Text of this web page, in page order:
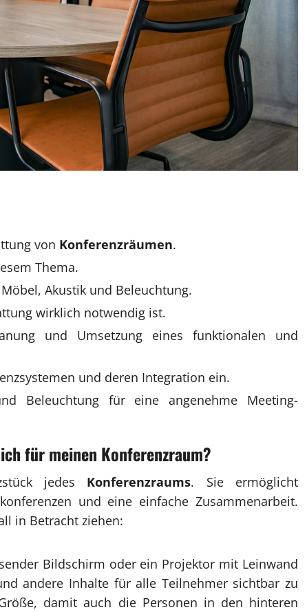
von Konferenzräumen.
Thema.
Akustik und Beleuchtung.
wirklich notwendig ist.
und Umsetzung eines funktionalen und
und deren Integration ein.
Beleuchtung für eine angenehme Meeting-
für meinen Konferenzraum?
jedes Konferenzraums. Sie ermöglicht
und eine einfache Zusammenarbeit.
in Betracht ziehen:
Bildschirm oder ein Projektor mit Leinwand
andere Inhalte für alle Teilnehmer sichtbar zu
damit auch die Personen in den hinteren